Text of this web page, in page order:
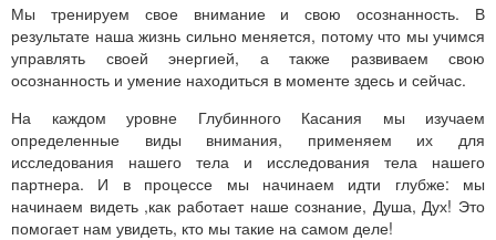
Мы тренируем свое внимание и свою осознанность. В
результате наша жизнь сильно меняется, потому что мы учимся
управлять своей энергией, а также развиваем свою
осознанность и умение находиться в моменте здесь и сейчас.
На каждом уровне Глубинного Касания мы изучаем
определенные виды внимания, применяем их для
исследования нашего тела и исследования тела нашего
партнера. И в процессе мы начинаем идти глубже: мы
начинаем видеть ,как работает наше сознание, Душа, Дух! Это
помогает нам увидеть, кто мы такие на самом деле!